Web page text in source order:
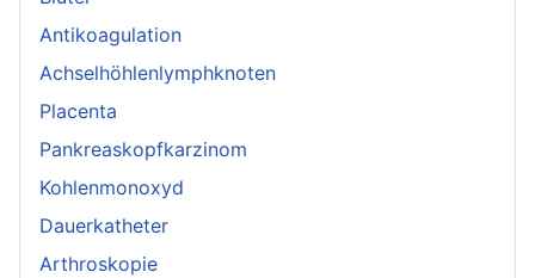
Antikoagulation
Achselhöhlenlymphknoten
Placenta
Pankreaskopfkarzinom
Kohlenmonoxyd
Dauerkatheter
Arthroskopie